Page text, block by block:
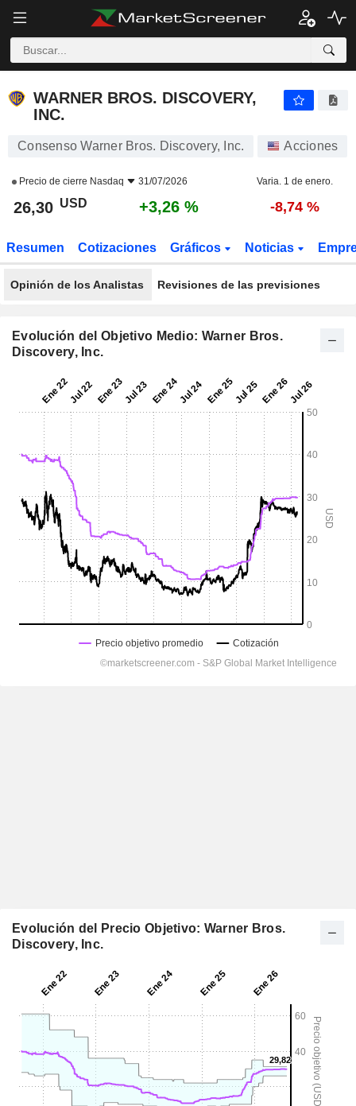
WARNER BROS. DISCOVERY,
INC.
Consenso Warner Bros. Discovery, Inc. Acciones
Precio de cierre Nasdaq 31/07/2026 Varia. 1 de enero.
26,30 USD +3,26 % -8,74 %
Resumen Cotizaciones Gráficos Noticias
Opinión de los Analistas Revisiones de las previsiones
Evolución del Objetivo Medio: Warner Bros.
Discovery, Inc.
Evolución del Precio Objetivo: Warner Bros.
Discovery, Inc.